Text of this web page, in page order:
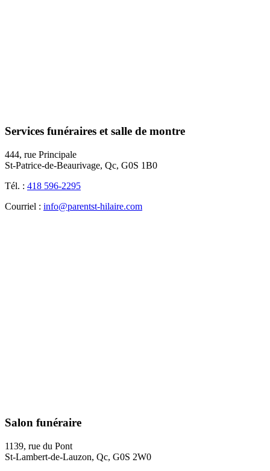
Services funéraires et salle de montre
444, rue Principale
St-Patrice-de-Beaurivage, Qc, G0S 1B0
Tél. : 418 596-2295
Courriel : info@parentst-hilaire.com
Salon funéraire
1139, rue du Pont
St-Lambert-de-Lauzon, Qc, G0S 2W0